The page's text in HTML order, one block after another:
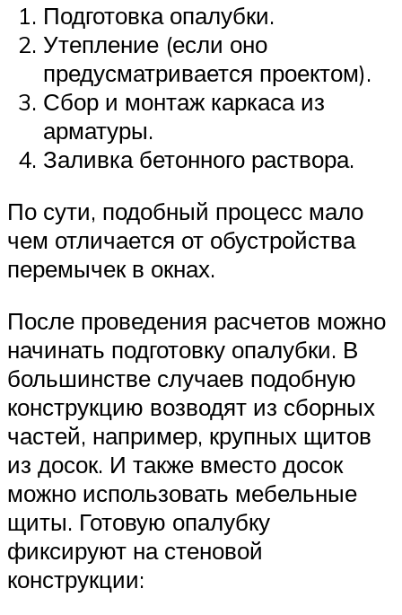
Подготовка опалубки.
Утепление (если оно
предусматривается проектом).
Сбор и монтаж каркаса из
арматуры.
Заливка бетонного раствора.
По сути, подобный процесс мало
чем отличается от обустройства
перемычек в окнах.
После проведения расчетов можно
начинать подготовку опалубки. В
большинстве случаев подобную
конструкцию возводят из сборных
частей, например, крупных щитов
из досок. И также вместо досок
можно использовать мебельные
щиты. Готовую опалубку
фиксируют на стеновой
конструкции: